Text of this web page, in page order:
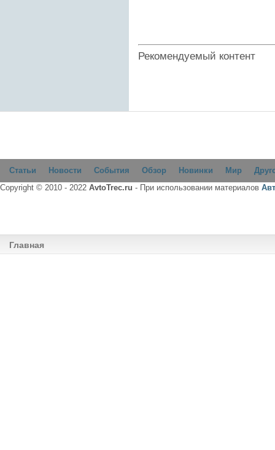
Рекомендуемый контент
Статьи Новости События Обзор Новинки Мир
Copyright © 2010 - 2022 AvtoTrec.ru - При использовании материалов
Главная